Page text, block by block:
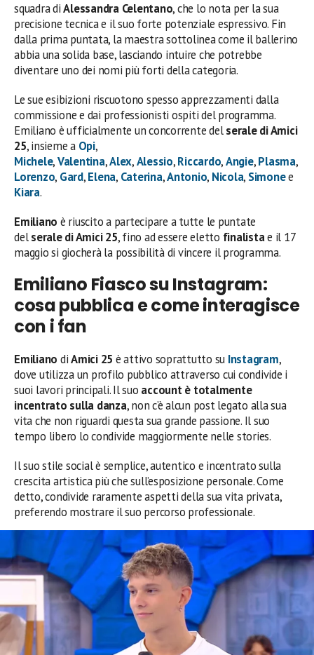
squadra diAlessandra Celentano, che lo nota per la sua
precisione tecnica e il suo forte potenziale espressivo. Fin
dalla prima puntata, la maestra sottolinea come il ballerino
abbia una solida base, lasciando intuire che potrebbe
diventare uno dei nomi più forti della categoria.
Le sue esibizioni riscuotono spesso apprezzamenti dalla
commissione e dai professionisti ospiti del programma.
Emiliano è ufficialmente un concorrente delserale di Amici
25, insieme a Opi,
Michele,Valentina,Alex,Alessio,Riccardo,Angie,Plasma,
Lorenzo, Gard,Elena, Caterina,Antonio, Nicola, Simonee
Kiara.
Emiliano è riuscito a partecipare a tutte le puntate
delserale di Amici 25, fino ad essere eletto finalistae il 17
maggio si giocherà la possibilità di vincere il programma.
Emiliano Fiasco su Instagram:
cosa pubblica e come interagisce
con i fan
Emiliano diAmici 25 è attivo soprattutto su Instagram,
dove utilizza un profilo pubblico attraverso cui condivide i
suoi lavori principali. Il suo account è totalmente
incentrato sulla danza, non c’è alcun post legato alla sua
vita che non riguardi questa sua grande passione. Il suo
tempo libero lo condivide maggiormente nelle stories.
Il suo stile social è semplice, autentico e incentrato sulla
crescita artistica più che sull’esposizione personale. Come
detto, condivide raramente aspetti della sua vita privata,
preferendo mostrare il suo percorso professionale.